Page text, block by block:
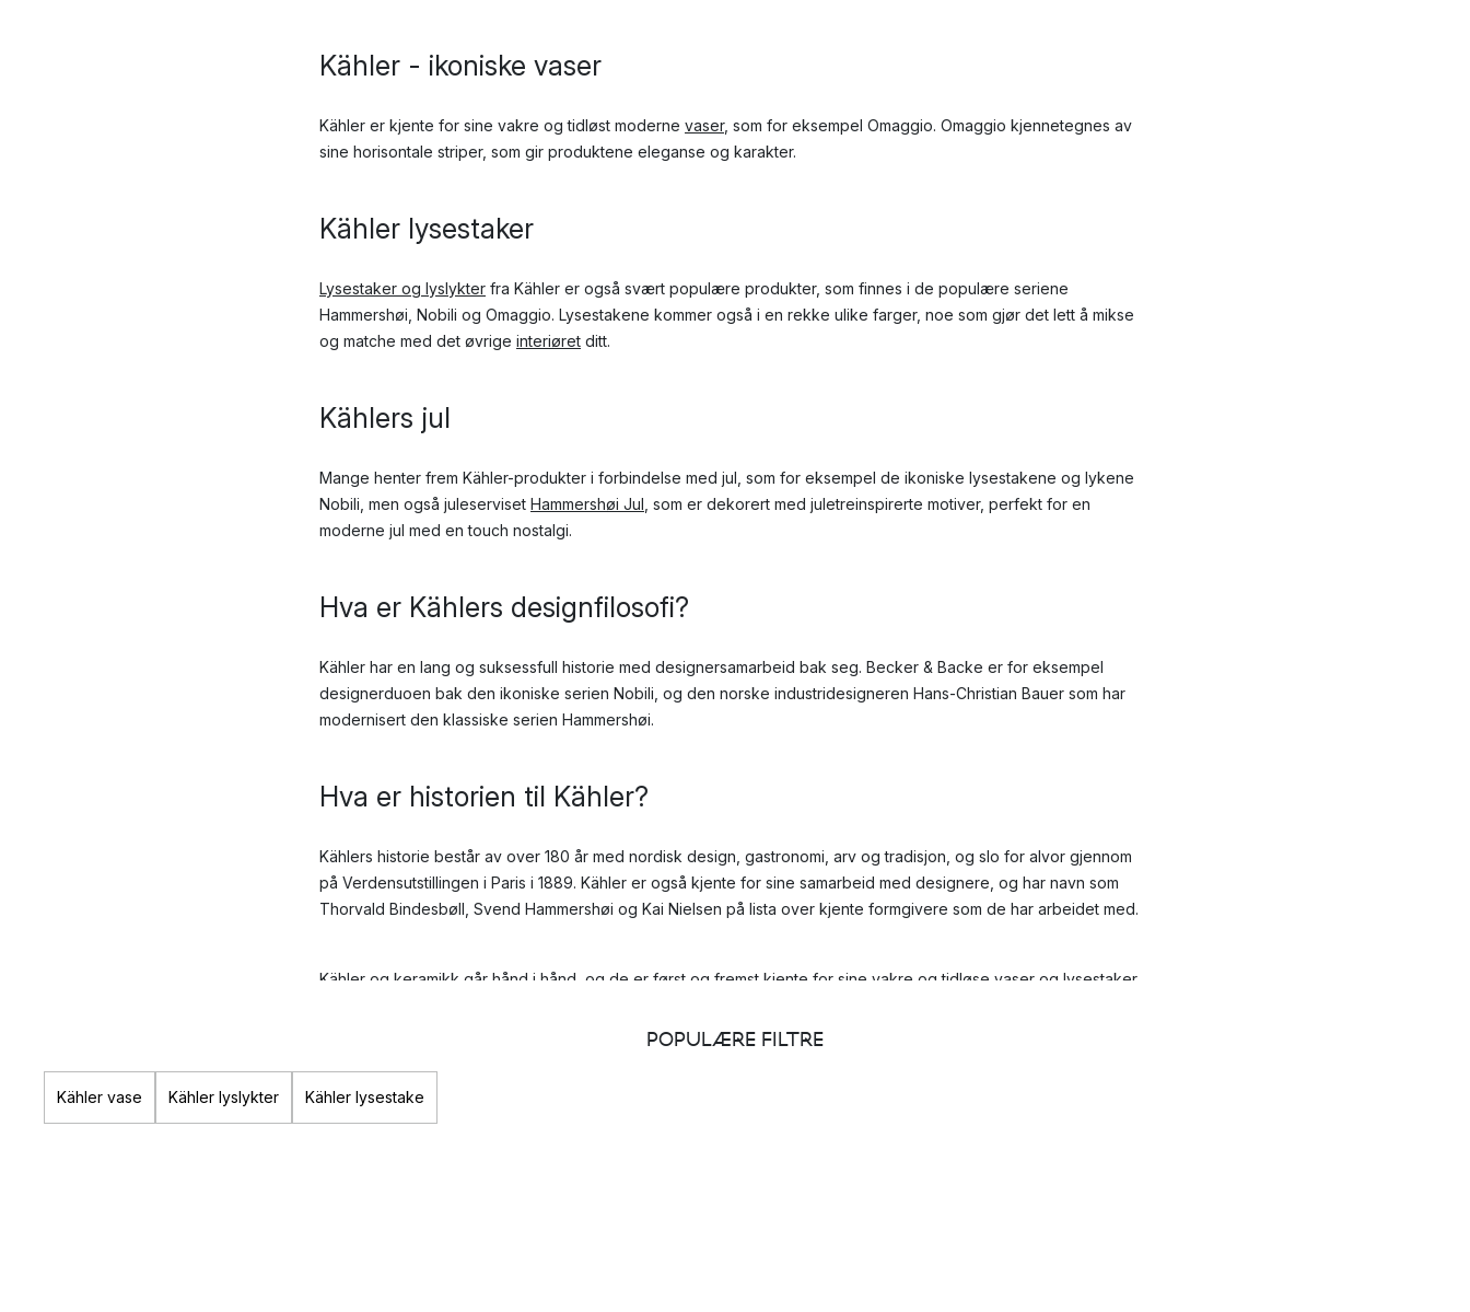
Kähler - ikoniske vaser
Kähler er kjente for sine vakre og tidløst moderne vaser, som for eksempel Omaggio. Omaggio kjennetegnes av
sine horisontale striper, som gir produktene eleganse og karakter.
Kähler lysestaker
Lysestaker og lyslykter fra Kähler er også svært populære produkter, som finnes i de populære seriene
Hammershøi, Nobili og Omaggio. Lysestakene kommer også i en rekke ulike farger, noe som gjør det lett å mikse
og matche med det øvrige interiøret ditt.
Kählers jul
Mange henter frem Kähler-produkter i forbindelse med jul, som for eksempel de ikoniske lysestakene og lykene
Nobili, men også juleserviset Hammershøi Jul , som er dekorert med juletreinspirerte motiver, perfekt for en
moderne jul med en touch nostalgi.
Hva er Kählers designfilosofi?
Kähler har en lang og suksessfull historie med designersamarbeid bak seg. Becker & Backe er for eksempel
designerduoen bak den ikoniske serien Nobili, og den norske industridesigneren Hans-Christian Bauer som har
modernisert den klassiske serien Hammershøi.
Hva er historien til Kähler?
Kählers historie består av over 180 år med nordisk design, gastronomi, arv og tradisjon, og slo for alvor gjennom
på Verdensutstillingen i Paris i 1889. Kähler er også kjente for sine samarbeid med designere, og har navn som
Thorvald Bindesbøll, Svend Hammershøi og Kai Nielsen på lista over kjente formgivere som de har arbeidet med.
Kähler og keramikk går hånd i hånd, og de er først og fremst kjente for sine vakre og tidløse vaser og lysestaker,
Historien bak Kählers logo
POPULÆRE FILTRE
Kähler vase Kähler lyslykter Kähler lysestake